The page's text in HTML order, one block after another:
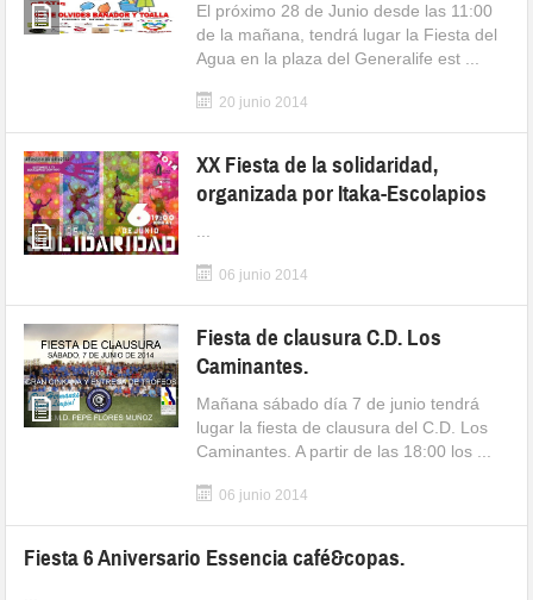
El próximo 28 de Junio desde las 11:00
de la mañana, tendrá lugar la Fiesta del
Agua en la plaza del Generalife est ...
20 junio 2014
XX Fiesta de la solidaridad,
organizada por Itaka-Escolapios
06 junio 2014
Fiesta de clausura C.D. Los
Caminantes.
Mañana sábado día 7 de junio tendrá
lugar la fiesta de clausura del C.D. Los
Caminantes. A partir de las 18:00 los ...
06 junio 2014
Fiesta 6 Aniversario Essencia café&copas.